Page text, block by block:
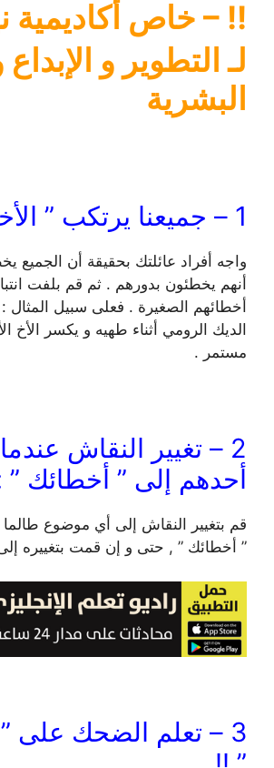
!! – خاص أكاديمية
لـ التطوير و الإبداع
البشرية
1 – جميعنا يرتكب ” الأخطاء ” :
واجه أفراد عائلتك بحقيقة أن الجميع
أنهم يخطئون بدورهم . ثم قم بلفت
أخطائهم الصغيرة . فعلى سبيل المثال :
الديك الرومي أثناء طهيه و يكسر الأخ
مستمر .
2 – تغيير النقاش
أحدهم إلى ” أخطائك ”
قم بتغيير النقاش إلى أي موضوع
” أخطائك ” , حتى و إن قمت بتغييره
3 – تعلم الضحك على